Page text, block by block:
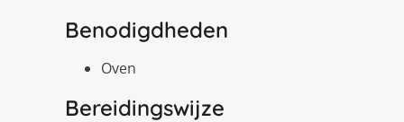
Benodigdheden
Oven
Bereidingswijze